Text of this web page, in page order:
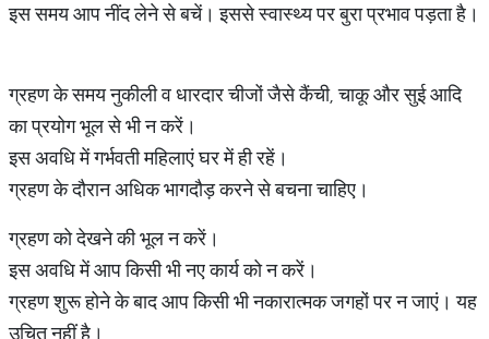
इस समय आप नींद लेने से बचें। इससे स्वास्थ्य पर बुरा प्रभाव पड़ता है।
ग्रहण के समय नुकीली व धारदार चीजों जैसे कैंची, चाकू और सुई आदि
का प्रयोग भूल से भी न करें।
इस अवधि में गर्भवती महिलाएं घर में ही रहें।
ग्रहण के दौरान अधिक भागदौड़ करने से बचना चाहिए।
ग्रहण को देखने की भूल न करें।
इस अवधि में आप किसी भी नए कार्य को न करें।
ग्रहण शुरू होने के बाद आप किसी भी नकारात्मक जगहों पर न जाएं। यह
उचित नहीं है।